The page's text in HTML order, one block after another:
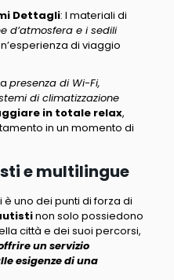
Dettagli: I materiali di
d’atmosfera e i sedili
di viaggio
presenza di Wi-Fi,
di climatizzazione
in totale relax,
in un momento di
e multilingue
uno dei punti di forza di
non solo possiedono
città e dei suoi percorsi,
un servizio
esigenze di una